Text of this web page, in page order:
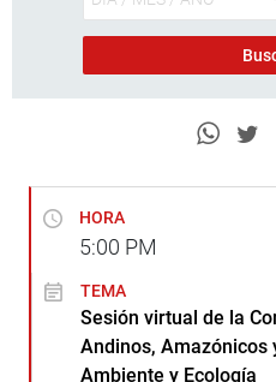
HORA
5:00 PM
TEMA
Sesión virtual de la
Andinos, Amazónicos
Ambiente y Ecología